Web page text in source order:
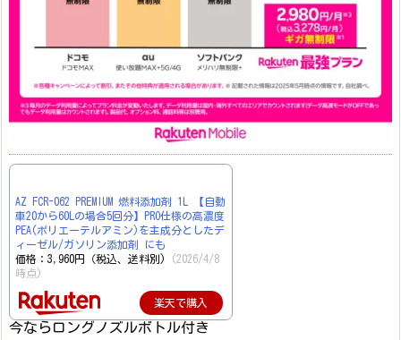
AZ FCR-062 PREMIUM 燃料添加剤 1L 【自動
車20から60Lの場合5回分】PRO仕様の高濃度
PEA(ポリエーテルアミン)を主成分としたデ
ィーゼル/ガソリン添加剤 にも
価格：3,960円（税込、送料別)
(2026/4/8
時点)
楽天で購入
今ならロングノズルボトル付き